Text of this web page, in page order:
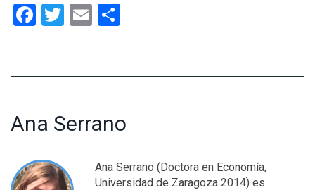
Facebook
Twitter
Email
Ana Serrano
Ana Serrano (Doctora en Economía,
Universidad de Zaragoza 2014) es